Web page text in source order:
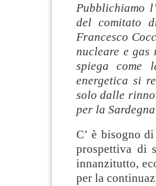
Pubblichiamo
del comitato
Francesco
nucleare e gas
spiega come
energetica si
solo dalle
per la
C’ è bisogno
prospettiva di
innanzitutto,
per la